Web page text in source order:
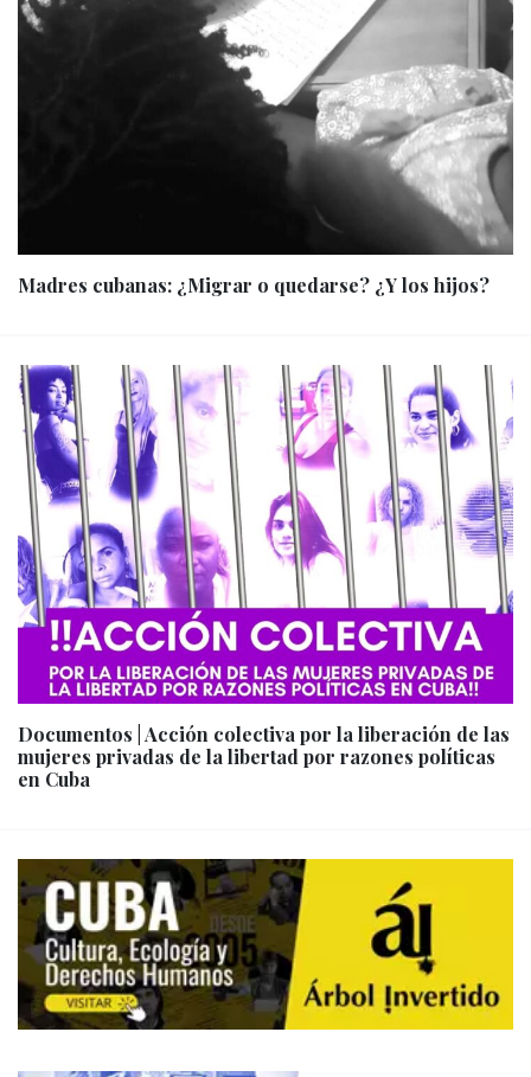
Madres cubanas: ¿Migrar o quedarse? ¿Y los hijos?
Documentos | Acción colectiva por la liberación de las
mujeres privadas de la libertad por razones políticas
en Cuba